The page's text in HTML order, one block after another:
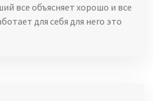
все объясняет хорошо и все
для себя для него это